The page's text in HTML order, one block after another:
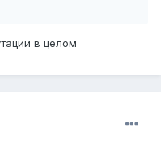
в целом